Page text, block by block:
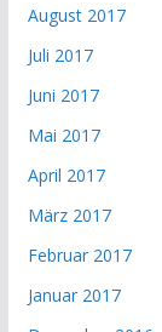
August 2017
Juli 2017
Juni 2017
Mai 2017
April 2017
März 2017
Februar 2017
Januar 2017